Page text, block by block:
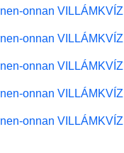
onnan
onnan
onnan
onnan
onnan